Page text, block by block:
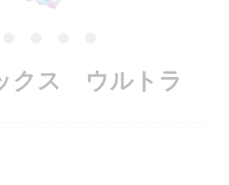
クス ウルトラ